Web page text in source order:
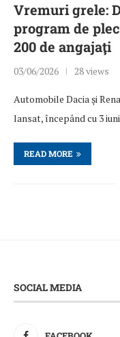
Vremuri grele:
program de
200 de angajaţi
03/06/2026 28 views
Automobile Dacia şi
lansat, începând cu 3
READ MORE
SOCIAL MEDIA